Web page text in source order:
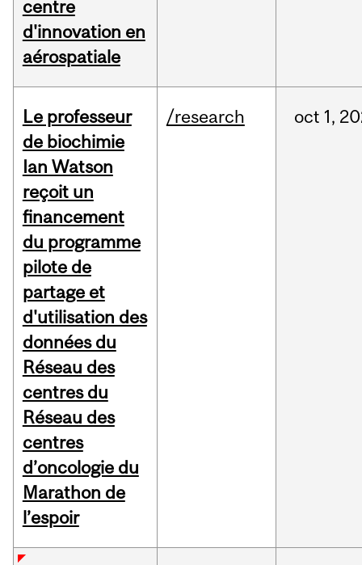
centre
d'innovation en
aérospatiale
Le professeur
de biochimie
Ian Watson
reçoit un
financement
du programme
pilote de
partage et
d'utilisation des
données du
Réseau des
centres du
Réseau des
centres
d’oncologie du
Marathon de
l’espoir
/research oct 1,